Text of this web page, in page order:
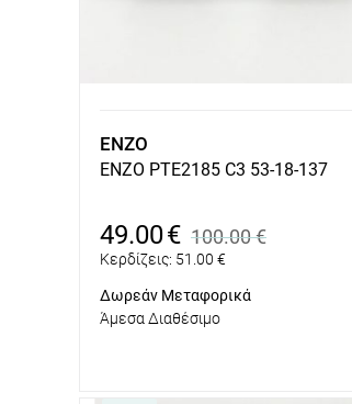
ENZO
ENZO PTE2185 C3 53-18-137
49.00€ 100.00€
Κερδίζεις: 51.00 €
Δωρεάν Μεταφορικά
Άμεσα Διαθέσιμο